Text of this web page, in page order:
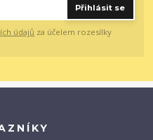
Přihlásit se
údajů za účelem rozesílky